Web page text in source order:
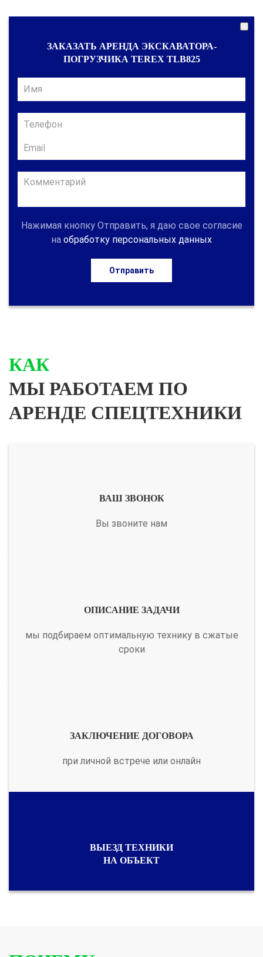
ЗАКАЗАТЬ АРЕНДА ЭКСКАВАТОРА-
ПОГРУЗЧИКА TEREX TLB825
Нажимая кнопку Отправить, я даю свое согласие
на обработку персональных данных
Отправить
КАК
МЫ РАБОТАЕМ ПО
АРЕНДЕ СПЕЦТЕХНИКИ
ВАШ ЗВОНОК
Вы звоните нам
ОПИСАНИЕ ЗАДАЧИ
мы подбираем оптимальную технику в сжатые
сроки
ЗАКЛЮЧЕНИЕ ДОГОВОРА
при личной встрече или онлайн
ВЫЕЗД ТЕХНИКИ
НА ОБЪЕКТ